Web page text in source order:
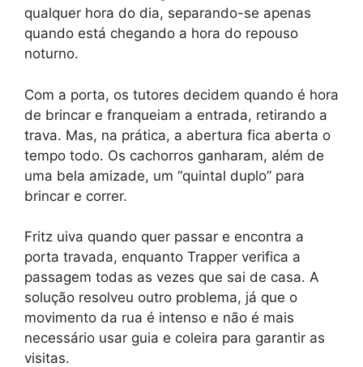
qualquer hora do dia, separando-se apenas
quando está chegando a hora do repouso
noturno.
Com a porta, os tutores decidem quando é hora
de brincar e franqueiam a entrada, retirando a
trava. Mas, na prática, a abertura fica aberta o
tempo todo. Os cachorros ganharam, além de
uma bela amizade, um “quintal duplo” para
brincar e correr.
Fritz uiva quando quer passar e encontra a
porta travada, enquanto Trapper verifica a
passagem todas as vezes que sai de casa. A
solução resolveu outro problema, já que o
movimento da rua é intenso e não é mais
necessário usar guia e coleira para garantir as
visitas.